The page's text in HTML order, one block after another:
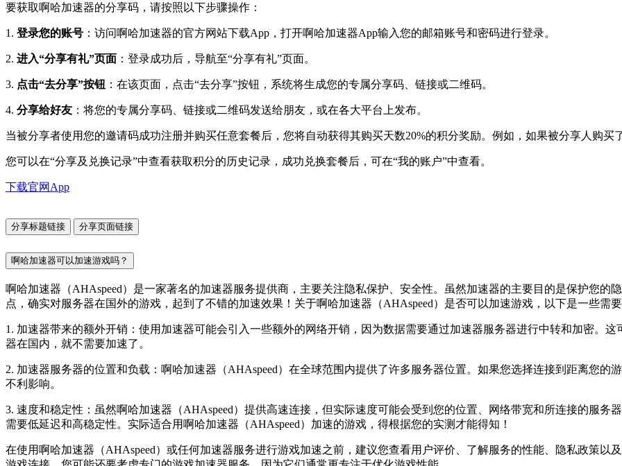
要获取啊哈加速器的分享码，请按照以下步骤操作：
1. 登录您的账号 ：访问啊哈加速器的官方网站下载App，打开啊哈加速器App输入您的邮箱账号和密码进行登录。
2. 进入“分享有礼”页面 ：登录成功后，导航至“分享有礼”页面。
3. 点击“去分享”按钮 ：在该页面，点击“去分享”按钮，系统将生成您的专属分享码、链接或二维码。
4. 分享给好友 ：将您的专属分享码、链接或二维码发送给朋友，或在各大平台上发布。
当被分享者使用您的邀请码成功注册并购买任意套餐后，您将自动获得其购买天数20%的积分奖励。例如，如果被分享人购
您可以在“分享及兑换记录”中查看获取积分的历史记录，成功兑换套餐后，可在“我的账户”中查看。
下载官网App
分享标题链接 分享页面链接
啊哈加速器可以加速游戏吗？
啊哈加速器（AHAspeed）是一家著名的加速器服务提供商，主要关注隐私保护、安全性。虽然加速器的主要目的是保护您的
点，确实对服务器在国外的游戏，起到了不错的加速效果！关于啊哈加速器（AHAspeed）是否可以加速游戏，以下是一些需要
1. 加速器带来的额外开销：使用加速器可能会引入一些额外的网络开销，因为数据需要通过加速器服务器进行中转和加密。
器在国内，就不需要加速了。
2. 加速器服务器的位置和负载：啊哈加速器（AHAspeed）在全球范围内提供了许多服务器位置。如果您选择连接到距离您的
不利影响。
3. 速度和稳定性：虽然啊哈加速器（AHAspeed）提供高速连接，但实际速度可能会受到您的位置、网络带宽和所连接的服务
需要低延迟和高稳定性。实际适合用啊哈加速器（AHAspeed）加速的游戏，得根据您的实测才能得知！
在使用啊哈加速器（AHAspeed）或任何加速器服务进行游戏加速之前，建议您查看用户评价、了解服务的性能、隐私政策以